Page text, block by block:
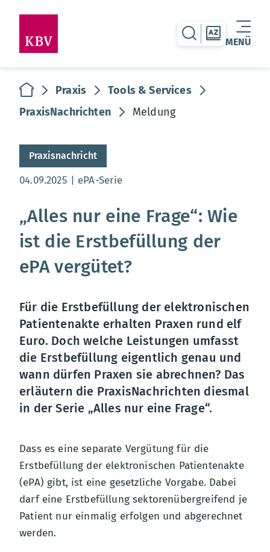
MENÜ
Warenkorb leer
zur Suche-Seite
zur
zur Startseite
Praxis
Tools & Services
PraxisNachrichten
Meldung
Praxisnachricht
Aktualisierungsdatum:
04.09.2025 ePA-Serie
„Alles nur eine Frage“: Wie
ist die Erstbefüllung der
ePA vergütet?
Für die Erstbefüllung der elektronischen
Patientenakte erhalten Praxen rund elf
Euro. Doch welche Leistungen umfasst
die Erstbefüllung eigentlich genau und
wann dürfen Praxen sie abrechnen? Das
erläutern die PraxisNachrichten diesmal
in der Serie „Alles nur eine Frage“.
Dass es eine separate Vergütung für die
Erstbefüllung der elektronischen Patientenakte
(ePA) gibt, ist eine gesetzliche Vorgabe. Dabei
darf eine Erstbefüllung sektorenübergreifend je
Patient nur einmalig erfolgen und abgerechnet
werden.